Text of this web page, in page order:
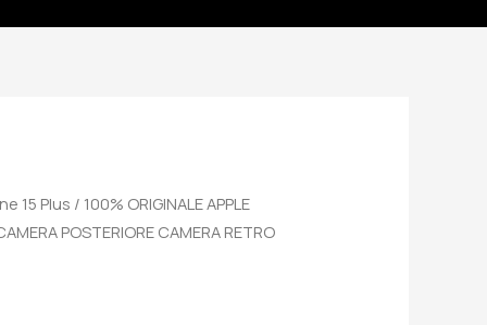
15 Plus / 100% ORIGINALE APPLE
POSTERIORE CAMERA RETRO